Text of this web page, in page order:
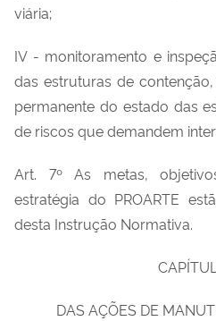
viária;
IV - monitoramento e
das estruturas de
permanente do estado das
de riscos que demandem
Art. 7º As metas,
estratégia do PROARTE
desta Instrução Normativa.
DAS AÇÕES DE